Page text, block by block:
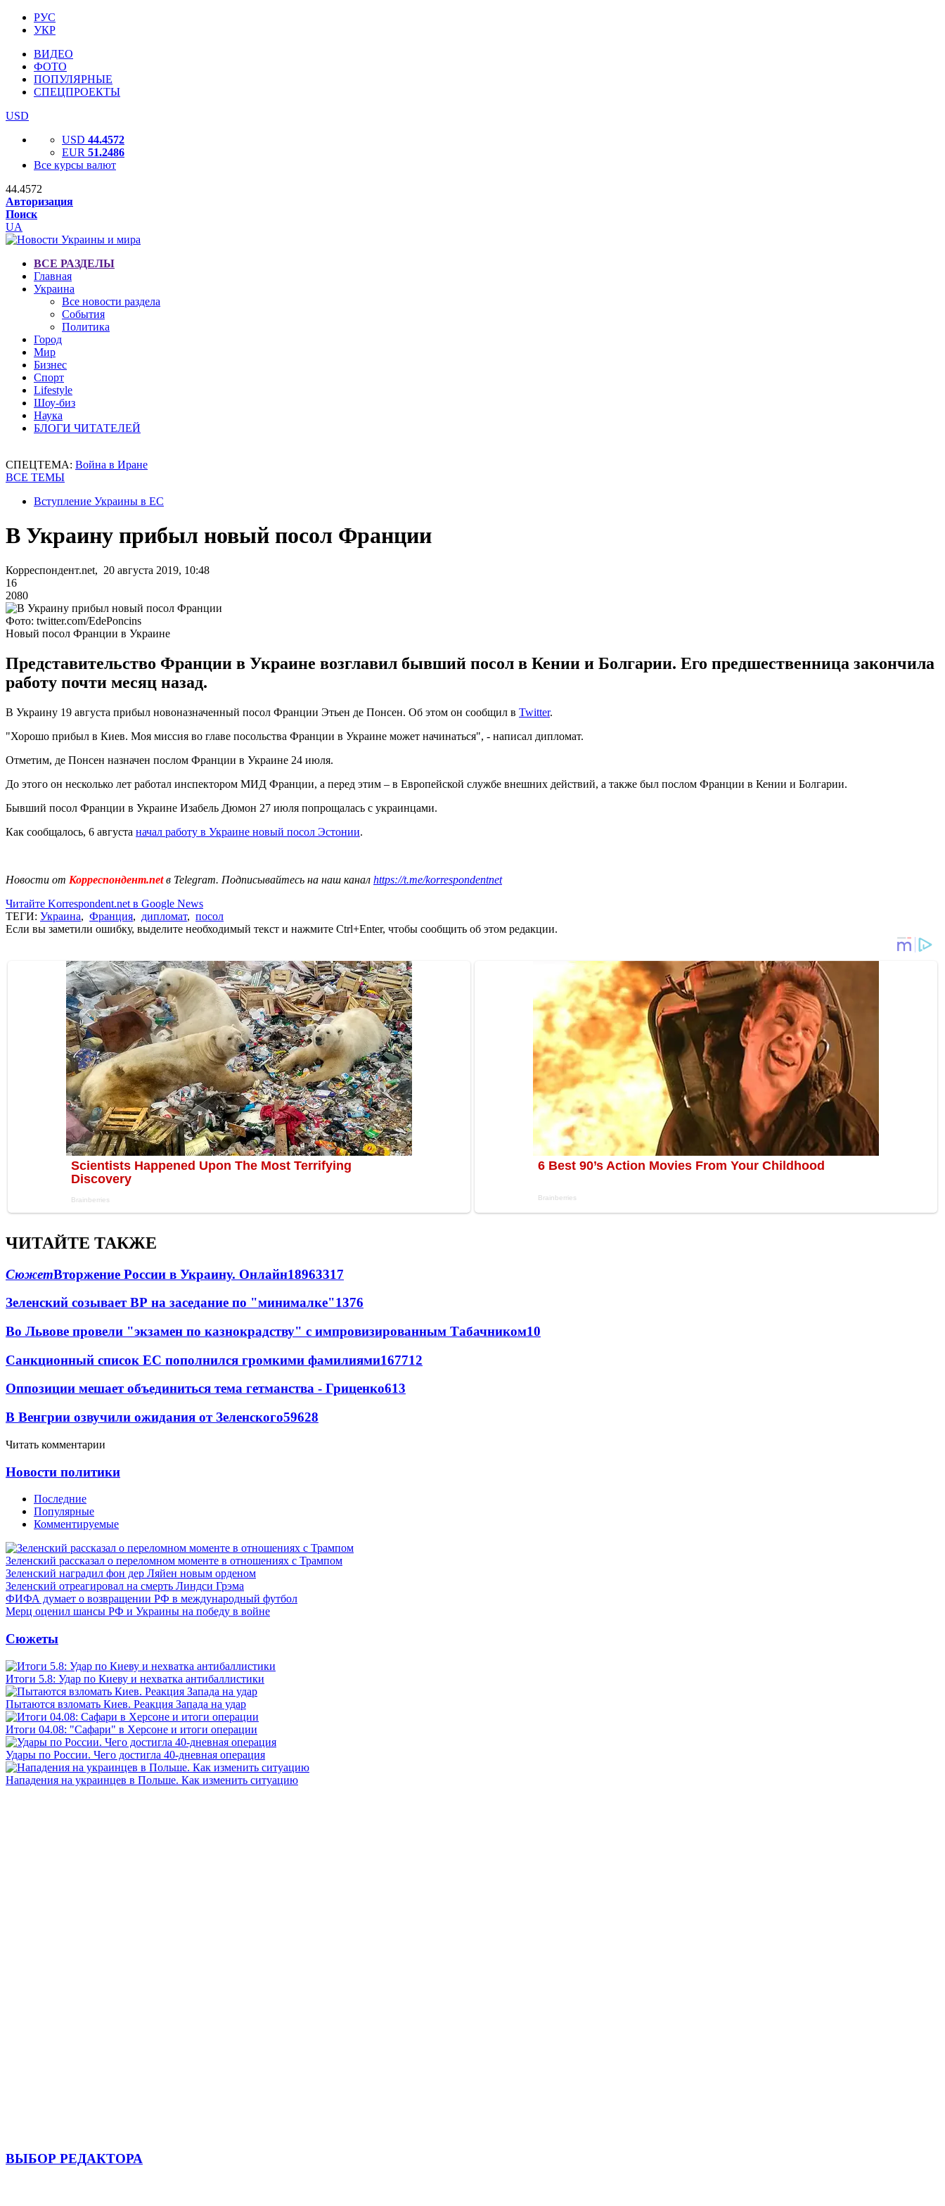
РУС
УКР
ВИДЕО
ФОТО
ПОПУЛЯРНЫЕ
СПЕЦПРОЕКТЫ
USD
USD 44.4572
EUR 51.2486
Все курсы валют
44.4572
Авторизация
Поиск
UA
ВСЕ РАЗДЕЛЫ
Главная
Украина
Все новости раздела
События
Политика
Город
Мир
Бизнес
Спорт
Lifestyle
Шоу-биз
Наука
БЛОГИ ЧИТАТЕЛЕЙ
СПЕЦТЕМА: Война в Иране
ВСЕ ТЕМЫ
Вступление Украины в ЕС
В Украину прибыл новый посол Франции
Корреспондент.net, 20 августа 2019, 10:48
16
2080
Фото: twitter.com/EdePoncins
Новый посол Франции в Украине
Представительство Франции в Украине возглавил бывший посол в Кении и Болгарии. Его предшественница закончила
работу почти месяц назад.
В Украину 19 августа прибыл новоназначенный посол Франции Этьен де Понсен. Об этом он сообщил в Twitter.
"Хорошо прибыл в Киев. Моя миссия во главе посольства Франции в Украине может начинаться", - написал дипломат.
Отметим, де Понсен назначен послом Франции в Украине 24 июля.
До этого он несколько лет работал инспектором МИД Франции, а перед этим – в Европейской службе внешних действий, а также был послом Франции в Кении и Болгарии.
Бывший посол Франции в Украине Изабель Дюмон 27 июля попрощалась с украинцами.
Как сообщалось, 6 августа начал работу в Украине новый посол Эстонии.
Новости от Корреспондент.netв Telegram. Подписывайтесь на наш канал https://t.me/korrespondentnet
Читайте Korrespondent.net в Google News
ТЕГИ: Украина, Франция, дипломат, посол
Если вы заметили ошибку, выделите необходимый текст и нажмите Ctrl+Enter, чтобы сообщить об этом редакции.
ЧИТАЙТЕ ТАКЖЕ
СюжетВторжение России в Украину. Онлайн18963317
Зеленский созывает ВР на заседание по "минималке"1376
Во Львове провели "экзамен по казнокрадству" с импровизированным Табачником10
Санкционный список ЕС пополнился громкими фамилиями167712
Оппозиции мешает объединиться тема гетманства - Гриценко613
В Венгрии озвучили ожидания от Зеленского59628
Читать комментарии
Новости политики
Последние
Популярные
Комментируемые
Зеленский рассказал о переломном моменте в отношениях с Трампом
Зеленский наградил фон дер Ляйен новым орденом
Зеленский отреагировал на смерть Линдси Грэма
ФИФА думает о возвращении РФ в международный футбол
Мерц оценил шансы РФ и Украины на победу в войне
Сюжеты
Итоги 5.8: Удар по Киеву и нехватка антибаллистики
Пытаются взломать Киев. Реакция Запада на удар
Итоги 04.08: "Сафари" в Херсоне и итоги операции
Удары по России. Чего достигла 40-дневная операция
Нападения на украинцев в Польше. Как изменить ситуацию
ВЫБОР РЕДАКТОРА